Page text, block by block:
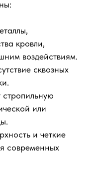
кровли,
воздействиям.
сквозных
или
и четкие
современных